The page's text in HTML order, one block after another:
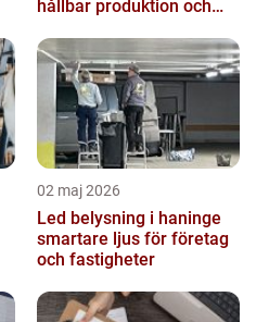
hållbar produktion och
02 maj 2026
Led belysning i haninge
smartare ljus för företag
och fastigheter